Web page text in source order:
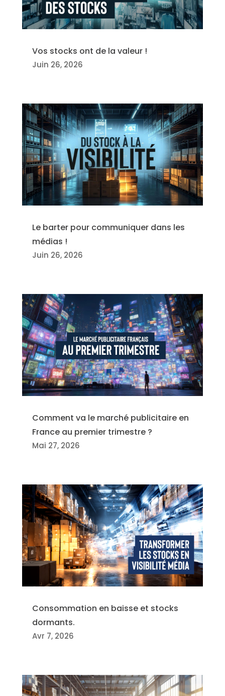
Vos stocks ont de la valeur !
Juin 26, 2026
Le barter pour communiquer dans les
médias !
Juin 26, 2026
Comment va le marché publicitaire en
France au premier trimestre ?
Mai 27, 2026
Consommation en baisse et stocks
dormants.
Avr 7, 2026